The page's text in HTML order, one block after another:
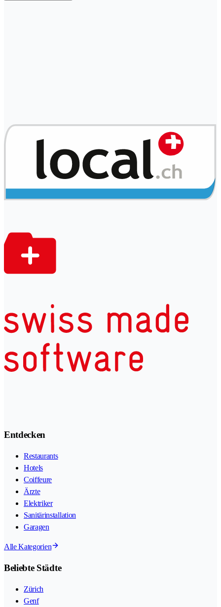
Entdecken
Restaurants
Hotels
Coiffeure
Ärzte
Elektriker
Sanitärinstallation
Garagen
Alle Kategorien
Beliebte Städte
Zürich
Genf